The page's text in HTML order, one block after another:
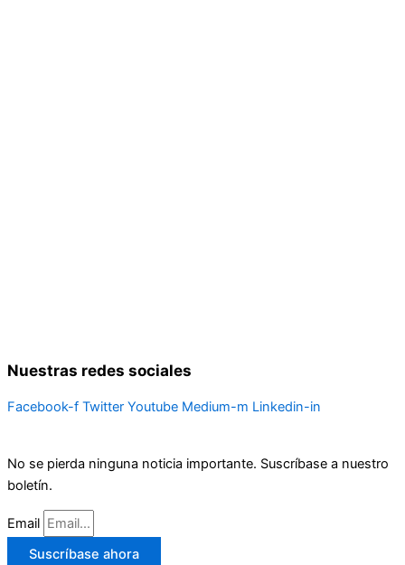
Nuestras redes sociales
Facebook-f Twitter Youtube Medium-m Linkedin-in
No se pierda ninguna noticia importante. Suscríbase a nuestro
boletín.
Email
Suscríbase ahora